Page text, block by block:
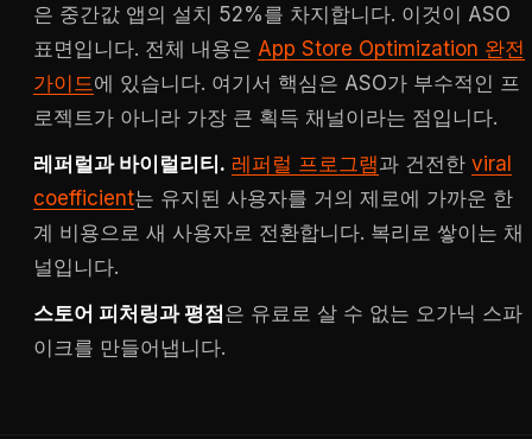
은 중간값 앱의 설치 52%를 차지합니다. 이것이 ASO
표면입니다. 전체 내용은 App Store Optimization 완전
가이드에 있습니다. 여기서 핵심은 ASO가 부수적인 프
로젝트가 아니라 가장 큰 획득 채널이라는 점입니다.
레퍼럴과 바이럴리티. 레퍼럴 프로그램과 건전한 viral
coefficient는 유지된 사용자를 거의 제로에 가까운 한
계 비용으로 새 사용자로 전환합니다. 복리로 쌓이는 채
널입니다.
스토어 피처링과 평점은 유료로 살 수 없는 오가닉 스파
이크를 만들어냅니다.